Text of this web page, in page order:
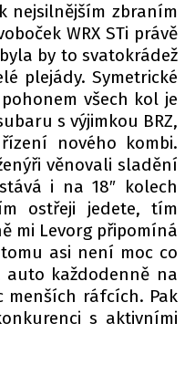
nejsilnějším zbraním
WRX STi právě
by to svatokrádež
plejády. Symetrické
všech kol je
s výjimkou BRZ,
nového kombi.
věnovali sladění
i na 18″ kolech
ostřeji jedete, tím
mi Levorg připomíná
asi není moc co
každodenně na
menších ráfcích. Pak
s aktivními